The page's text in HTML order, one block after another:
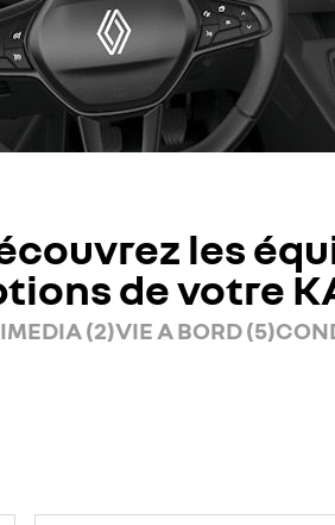
les
de votre
(2)VIE A BORD (5)